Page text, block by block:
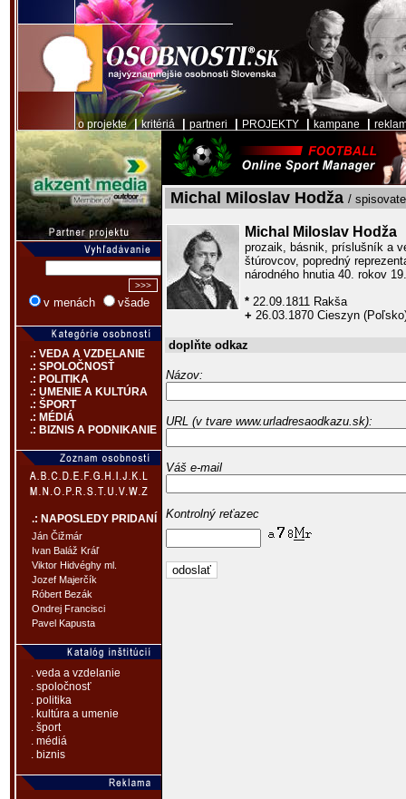
o projekte|kritériá partneri PROJEKTY kampane
v menách všade
.: VEDA A VZDELANIE
.: SPOLOČNOSŤ
.: POLITIKA
.: UMENIE A KULTÚRA
.: ŠPORT
.: MÉDIÁ
.: BIZNIS A PODNIKANIE
.: NAPOSLEDY PRIDANÍ
Ján Čižmár
Ivan Baláž Kráľ
Viktor Hidvéghy ml.
Jozef Majerčík
Róbert Bezák
Ondrej Francisci
Pavel Kapusta
. veda a vzdelanie
. spoločnosť
. politika
. kultúra a umenie
. šport
. médiá
. biznis
Michal Miloslav Hodža /
Michal Miloslav Hodža
prozaik, básnik, príslušník a
štúrovcov, popredný
národného hnutia 40. rokov
* 22.09.1811 Rakša
+ 26.03.1870 Cieszyn
doplňte odkaz
Názov:
URL (v tvare www.urladresaodkazu.sk):
Váš e-mail
Kontrolný reťazec